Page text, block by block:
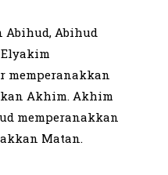
Abihud, Abihud
memperanakkan
Akhim. Akhim
memperanakkan
Matan.